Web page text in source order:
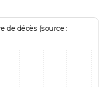
de décès (source :